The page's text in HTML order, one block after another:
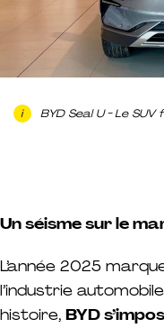
BYD Seal U - Le SUV
Un séisme sur le
L’année 2025
l’industrie
histoire, BYD